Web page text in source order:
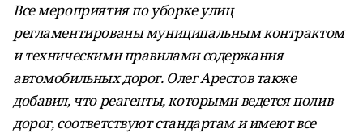
Все мероприятия по уборке улиц
регламентированы муниципальным контрактом
и техническими правилами содержания
автомобильных дорог. Олег Арестов также
добавил, что реагенты, которыми ведется полив
дорог, соответствуют стандартам и имеют все